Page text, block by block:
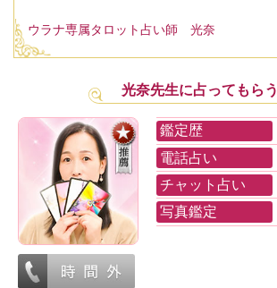
ウラナ専属タロット占い師 光奈
光奈先生に占ってもらう
鑑定歴
電話占い
チャット占い
写真鑑定